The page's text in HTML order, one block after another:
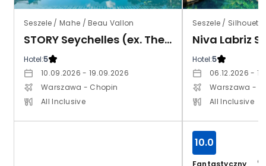
Seszele / Mahe / Beau Vallon
STORY Seychelles (ex. The H Resort Beau Vallon)
Hotel:5
10.09.2026 - 19.09.2026
Warszawa - Chopin
All Inclusive
Seszele / Silhouette
Niva Labriz
Hotel:5
06.12.2026 -
Warszawa -
All Inclusive
10.0